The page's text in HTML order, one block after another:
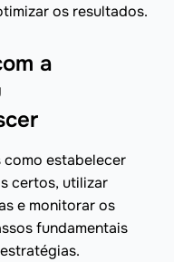
os resultados.
a
estabelecer
certos, utilizar
e monitorar os
fundamentais